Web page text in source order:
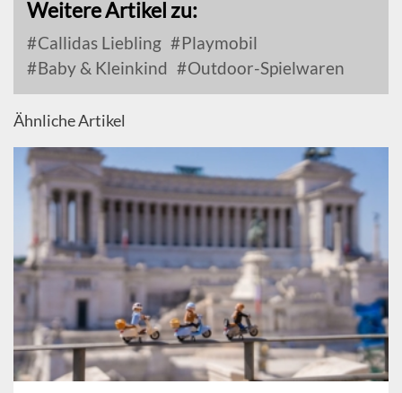
Weitere Artikel zu:
Callidas Liebling
Playmobil
Baby & Kleinkind
Outdoor-Spielwaren
Ähnliche Artikel